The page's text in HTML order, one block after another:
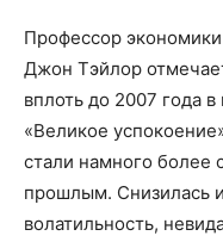
Профессор
Джон Тэйлор
вплоть до 2007 года
«Великое
стали намного более
прошлым. Снизилась
волатильность,